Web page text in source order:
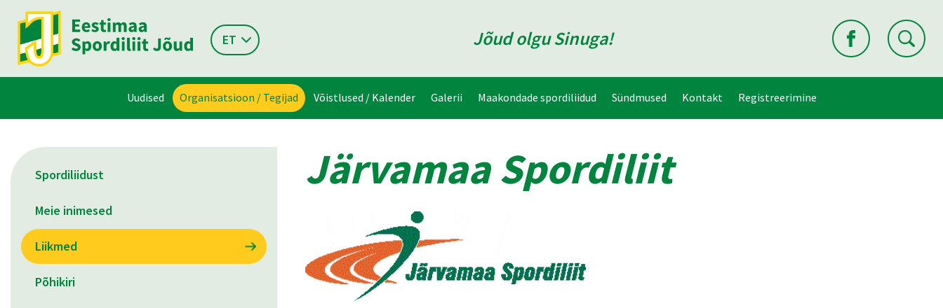
ET Jõud olgu Sinuga!
Uudised Organisatsioon / Tegijad Võistlused / Kalender Galerii Maakondade spordiliidud Sündmused Kontakt Registreerimine
Spordiliidust
Meie inimesed
Liikmed
Põhikiri
Järvamaa Spordiliit